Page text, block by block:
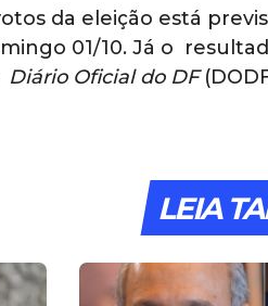
da eleição está
01/10. Já o
Diário Oficial do DF
LEIA